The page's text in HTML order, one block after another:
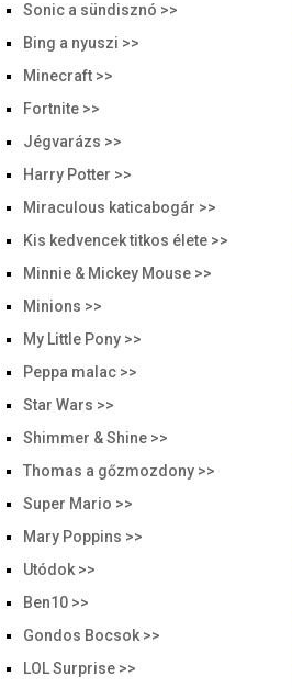
Sonic a sündisznó >>
Bing a nyuszi >>
Minecraft >>
Fortnite >>
Jégvarázs >>
Harry Potter >>
Miraculous katicabogár >>
Kis kedvencek titkos élete >>
Minnie & Mickey Mouse >>
Minions >>
My Little Pony >>
Peppa malac >>
Star Wars >>
Shimmer & Shine >>
Thomas a gőzmozdony >>
Super Mario >>
Mary Poppins >>
Utódok >>
Ben10 >>
Gondos Bocsok >>
LOL Surprise >>